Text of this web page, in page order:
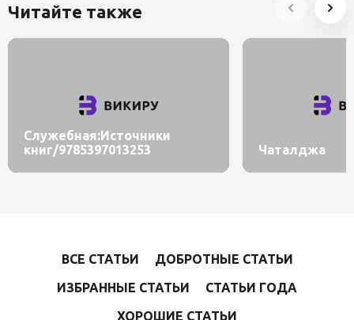
Читайте также
Служебная:Источники
книг/9785397013253
Чаталджа
ВСЕ СТАТЬИ
ДОБРОТНЫЕ СТАТЬИ
ИЗБРАННЫЕ СТАТЬИ
СТАТЬИ ГОДА
ХОРОШИЕ СТАТЬИ